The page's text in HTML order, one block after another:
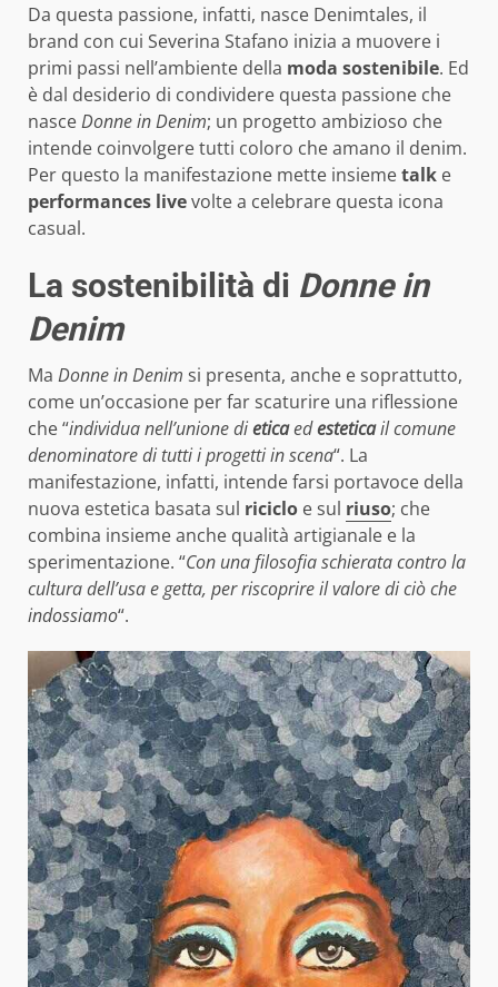
Da questa passione, infatti, nasce Denimtales, il
brand con cui Severina Stafano inizia a muovere i
primi passi nell’ambiente della moda sostenibile. Ed
è dal desiderio di condividere questa passione che
nasceDonne in Denim; un progetto ambizioso che
intende coinvolgere tutti coloro che amano il denim.
Per questo la manifestazione mette insiemetalk e
performances livevolte a celebrare questa icona
casual.
La sostenibilità di Donne in
Denim
Ma Donne in Denim si presenta, anche e soprattutto,
come un’occasione per far scaturire una riflessione
che “individua nell’unione dieticaedesteticail comune
denominatore di tutti i progetti in scena“. La
manifestazione, infatti, intende farsi portavoce della
nuova estetica basata sul riciclo e sul riuso; che
combina insieme anche qualità artigianale e la
sperimentazione. “Con una filosofia schierata contro la
cultura dell’usa e getta, per riscoprire il valore di ciò che
indossiamo“.